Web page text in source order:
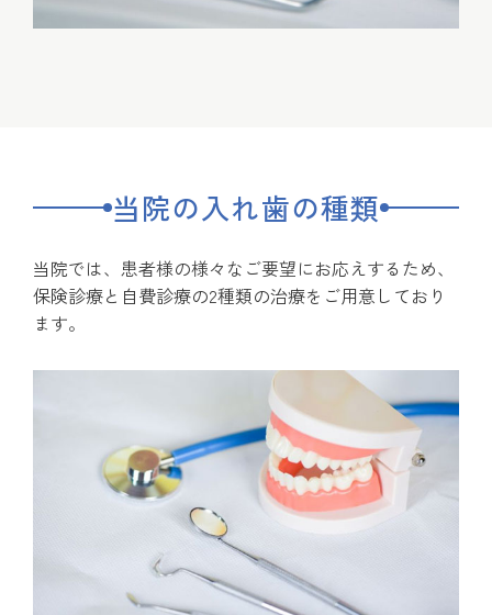
当院の入れ歯の種類
当院では、患者様の様々なご要望にお応えするため、
保険診療と自費診療の2種類の治療をご用意しており
ます。